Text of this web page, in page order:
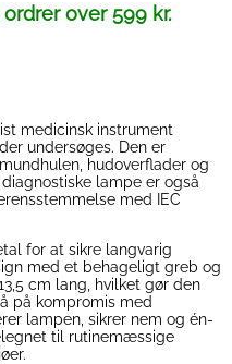
over 599 kr.
medicinsk instrument
undersøges. Den er
hudoverflader og
lampe er også
med IEC
for at sikre langvarig
med et behageligt greb og
cm lang, hvilket gør den
på kompromis med
lampen, sikrer nem og én-
til rutinemæssige